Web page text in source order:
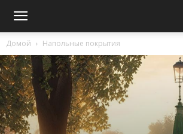
Домой Напольные покрытия